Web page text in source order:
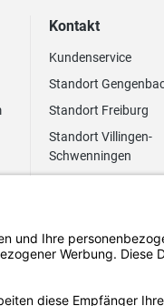
Kontakt
Kundenservice
Standort
Standort Freiburg
Standort Villingen-
Schwenningen